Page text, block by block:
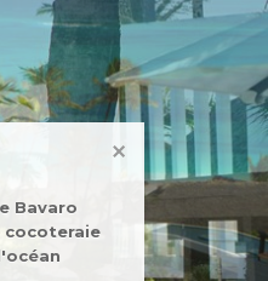
Bavaro
cocoteraie